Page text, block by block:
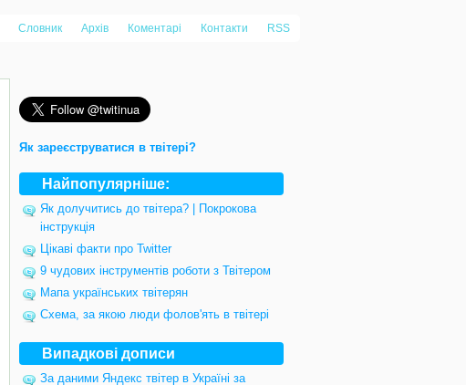
Словник Архів Коментарі Контакти RSS
Як зареєструватися в твітері?
Найпопулярніше:
Як долучитись до твітера? | Покрокова
інструкція
Цікаві факти про Twitter
9 чудових інструментів роботи з Твітером
Мапа українських твітерян
Схема, за якою люди фолов'ять в твітері
Випадкові дописи
За даними Яндекс твітер в Україні за